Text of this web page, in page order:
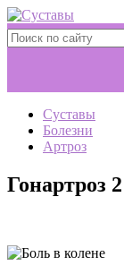
Суставы
Болезни
Артроз
Гонартроз